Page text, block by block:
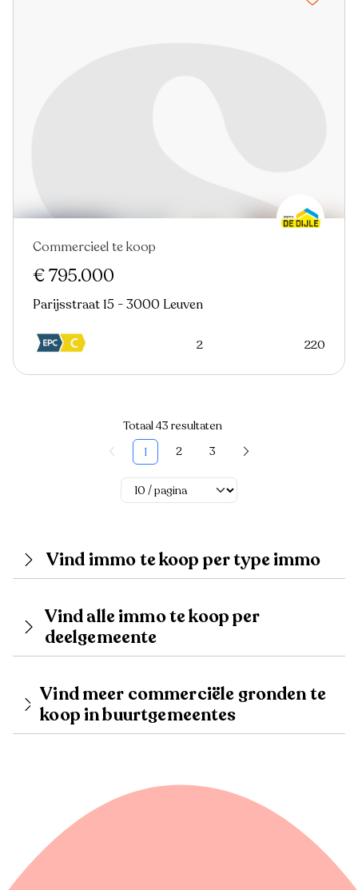
Commercieel te koop
€ 795.000
Parijsstraat 15 - 3000 Leuven
2 220
Totaal 43 resultaten
1
2 3
Vind immo te koop per type immo
Vind alle immo te koop per
deelgemeente
Vind meer commerciële gronden te
koop in buurtgemeentes